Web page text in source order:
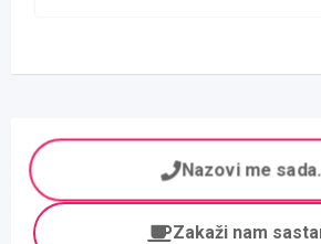
Nazovi me
Zakaži nam